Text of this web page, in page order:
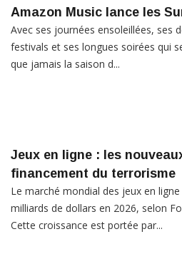
Amazon Music lance les
Avec ses journées ensoleillées, ses
festivals et ses longues soirées qui
que jamais la saison d...
Jeux en ligne : les
financement du terrorisme
Le marché mondial des jeux en
milliards de dollars en 2026, selon
Cette croissance est portée par...